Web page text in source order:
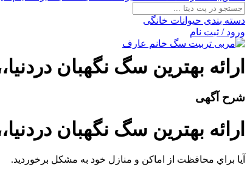
دسته بندی حیوانات خانگی
ورود / ثبت نام
ارائه بهترين سگ نگهبان
شرح آگهی
ارائه بهترين سگ نگهبان
آيا براي محافظت از اماکن و منازل خود به مشکل برخورديد.